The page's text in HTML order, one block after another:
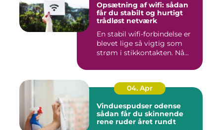
Opsætning af wifi: sådan
får du stabilt og hurtigt
trådløst netværk
En stabil wifi-forbindelse er
blevet lige så vigtig som
strøm i stikkontakten. Nå...
04. Apr
Vinduespudser odense
sådan får du skinnende
rene ruder året rundt